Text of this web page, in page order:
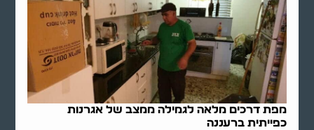
מפת דרכים מלאה לגמילה ממצב של אגרנות
כפייתית ברעננה